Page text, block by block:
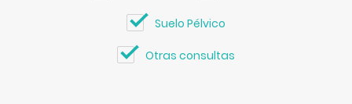
Suelo Pélvico
Otras consultas